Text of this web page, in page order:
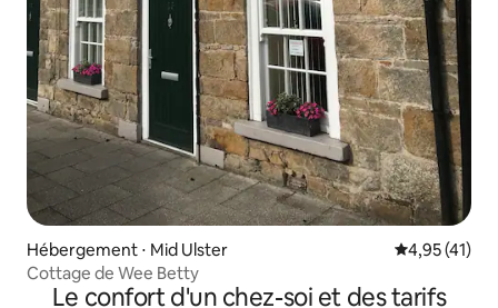
Hébergement ⋅ Mid Ulster Évaluation
4,95 (41)
Cottage de Wee Betty
Le confort d'un chez-soi et des tarifs